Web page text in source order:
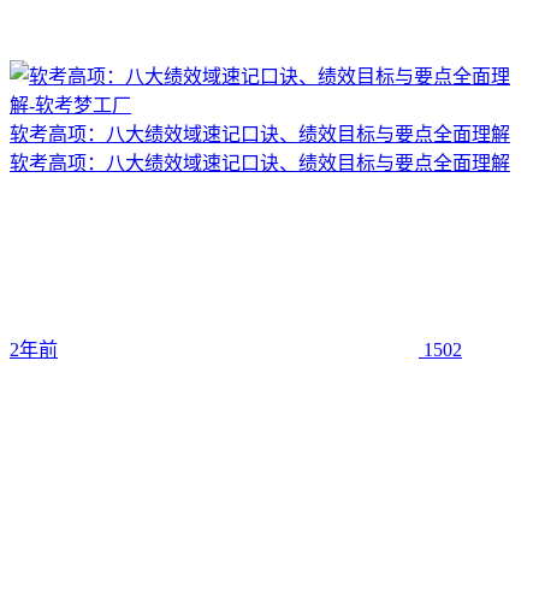
软考高项：八大绩效域速记口诀、绩效目标与要点全面理解
软考高项：八大绩效域速记口诀、绩效目标与要点全面理解
2年前 1502